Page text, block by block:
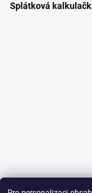
Splátková